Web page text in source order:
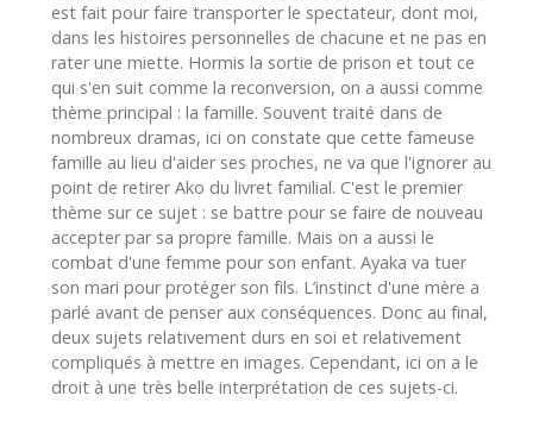
est fait pour faire transporter le spectateur, dont moi,
dans les histoires personnelles de chacune et ne pas en
rater une miette. Hormis la sortie de prison et tout ce
qui s'en suit comme la reconversion, on a aussi comme
thème principal : la famille. Souvent traité dans de
nombreux dramas, ici on constate que cette fameuse
famille au lieu d'aider ses proches, ne va que l'ignorer au
point de retirer Ako du livret familial. C'est le premier
thème sur ce sujet : se battre pour se faire de nouveau
accepter par sa propre famille. Mais on a aussi le
combat d'une femme pour son enfant. Ayaka va tuer
son mari pour protéger son fils. L’instinct d'une mère a
parlé avant de penser aux conséquences. Donc au final,
deux sujets relativement durs en soi et relativement
compliqués à mettre en images. Cependant, ici on a le
droit à une très belle interprétation de ces sujets-ci.